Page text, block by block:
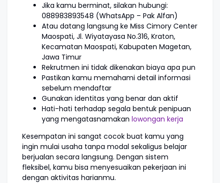
Jika kamu berminat, silakan hubungi:
088983893548 (WhatsApp – Pak Alfan)
Atau datang langsung ke Miss Cimory Center
Maospati, Jl. Wiyatayasa No.316, Kraton,
Kecamatan Maospati, Kabupaten Magetan,
Jawa Timur
Rekrutmen ini tidak dikenakan biaya apa pun
Pastikan kamu memahami detail informasi
sebelum mendaftar
Gunakan identitas yang benar dan aktif
Hati-hati terhadap segala bentuk penipuan
yang mengatasnamakan lowongan kerja
Kesempatan ini sangat cocok buat kamu yang
ingin mulai usaha tanpa modal sekaligus belajar
berjualan secara langsung. Dengan sistem
fleksibel, kamu bisa menyesuaikan pekerjaan ini
dengan aktivitas harianmu.